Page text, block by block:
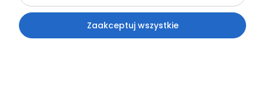
poprzez wypełnienie formularza
reklamacyjnego dostępnego on-
line pod adresem
Zaakceptuj wszystkie